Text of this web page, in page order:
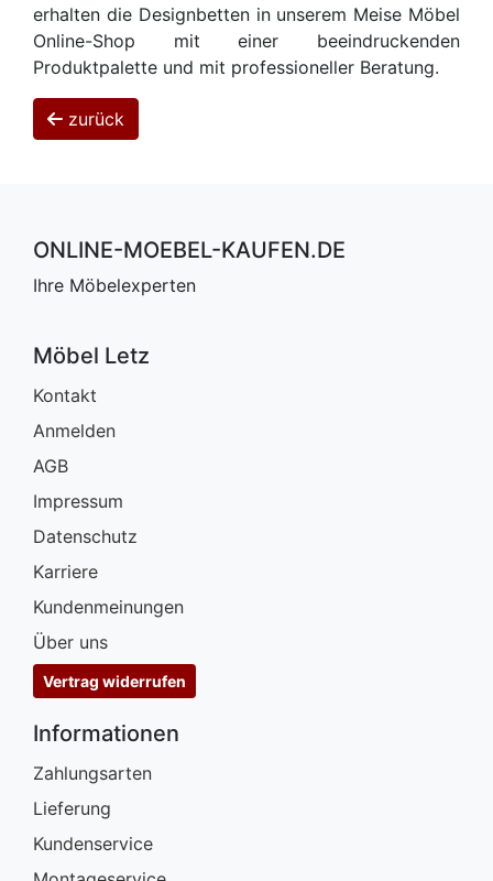
erhalten die Designbetten in unserem Meise Möbel
Online-Shop mit einer beeindruckenden
Produktpalette und mit professioneller Beratung.
zurück
ONLINE-MOEBEL-KAUFEN.DE
Ihre Möbelexperten
Möbel Letz
Kontakt
Anmelden
AGB
Impressum
Datenschutz
Karriere
Kundenmeinungen
Über uns
Vertrag widerrufen
Informationen
Zahlungsarten
Lieferung
Kundenservice